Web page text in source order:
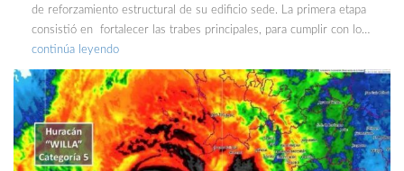
de reforzamiento estructural de su edificio sede. La primera etapa
consistió en fortalecer las trabes principales, para cumplir con lo…
continúa leyendo